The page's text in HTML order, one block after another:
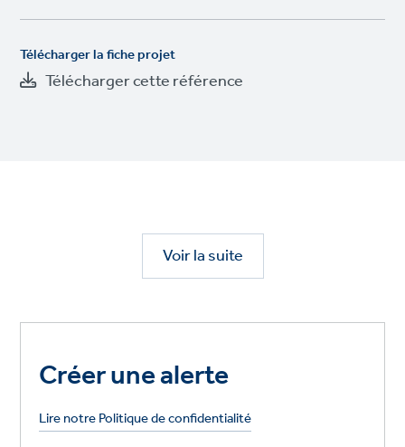
Télécharger la fiche projet
Télécharger cette référence
Voir la suite
Créer une alerte
Lire notre Politique de confidentialité